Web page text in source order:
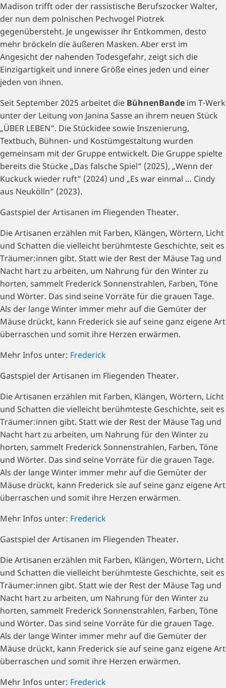
Madison trifft oder der rassistische Berufszocker Walter,
der nun dem polnischen Pechvogel Piotrek
gegenübersteht. Je ungewisser ihr Entkommen, desto
mehr bröckeln die äußeren Masken. Aber erst im
Angesicht der nahenden Todesgefahr, zeigt sich die
Einzigartigkeit und innere Größe eines jeden und einer
jeden von ihnen.
Seit September 2025 arbeitet die BühnenBande im T-Werk
unter der Leitung von Janina Sasse an ihrem neuen Stück
„ÜBER LEBEN“. Die Stückidee sowie Inszenierung,
Textbuch, Bühnen- und Kostümgestaltung wurden
gemeinsam mit der Gruppe entwickelt. Die Gruppe spielte
bereits die Stücke „Das falsche Spiel“ (2025), „Wenn der
Kuckuck wieder ruft“ (2024) und „Es war einmal … Cindy
aus Neukölln“ (2023).
Gastspiel der Artisanen im Fliegenden Theater.
Die Artisanen erzählen mit Farben, Klängen, Wörtern, Licht
und Schatten die vielleicht berühmteste Geschichte, seit es
Träumer:innen gibt. Statt wie der Rest der Mäuse Tag und
Nacht hart zu arbeiten, um Nahrung für den Winter zu
horten, sammelt Frederick Sonnenstrahlen, Farben, Töne
und Wörter. Das sind seine Vorräte für die grauen Tage.
Als der lange Winter immer mehr auf die Gemüter der
Mäuse drückt, kann Frederick sie auf seine ganz eigene Art
überraschen und somit ihre Herzen erwärmen.
Mehr Infos unter: Frederick
Gastspiel der Artisanen im Fliegenden Theater.
Die Artisanen erzählen mit Farben, Klängen, Wörtern, Licht
und Schatten die vielleicht berühmteste Geschichte, seit es
Träumer:innen gibt. Statt wie der Rest der Mäuse Tag und
Nacht hart zu arbeiten, um Nahrung für den Winter zu
horten, sammelt Frederick Sonnenstrahlen, Farben, Töne
und Wörter. Das sind seine Vorräte für die grauen Tage.
Als der lange Winter immer mehr auf die Gemüter der
Mäuse drückt, kann Frederick sie auf seine ganz eigene Art
überraschen und somit ihre Herzen erwärmen.
Mehr Infos unter: Frederick
Gastspiel der Artisanen im Fliegenden Theater.
Die Artisanen erzählen mit Farben, Klängen, Wörtern, Licht
und Schatten die vielleicht berühmteste Geschichte, seit es
Träumer:innen gibt. Statt wie der Rest der Mäuse Tag und
Nacht hart zu arbeiten, um Nahrung für den Winter zu
horten, sammelt Frederick Sonnenstrahlen, Farben, Töne
und Wörter. Das sind seine Vorräte für die grauen Tage.
Als der lange Winter immer mehr auf die Gemüter der
Mäuse drückt, kann Frederick sie auf seine ganz eigene Art
überraschen und somit ihre Herzen erwärmen.
Mehr Infos unter: Frederick